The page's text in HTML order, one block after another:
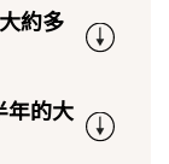
約多
年的大